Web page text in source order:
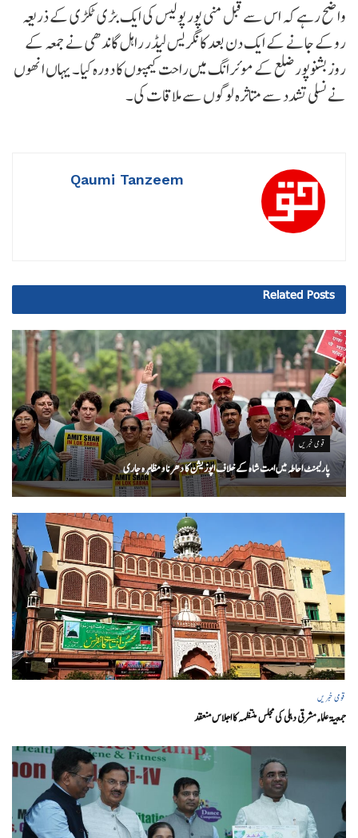
واضح رہے کہ اس سے قبل منی پور پولیس کی ایک بڑی ٹکڑی کے ذریعہ
روکے جانے کے ایک دن بعد کانگریس لیڈر راہل گاندھی نے جمعہ کے
روز بشنوپور ضلع کے موئرانگ میں راحت کیمپوں کا دورہ کیا۔ یہاں انھوں
نے نسلی تشدد سے متاثرہ لوگوں سے ملاقات کی۔
Qaumi Tanzeem
Related Posts
قومی خبریں
پارلیمنٹ احاطہ میں امت شاہ کے خلاف اپوزیشن کا دھرنا و مظاہرہ جاری
قومی خبریں
جمعیۃ علماء مشرقی دہلی کی مجلس منتظمہ کا اجلاس منعقد